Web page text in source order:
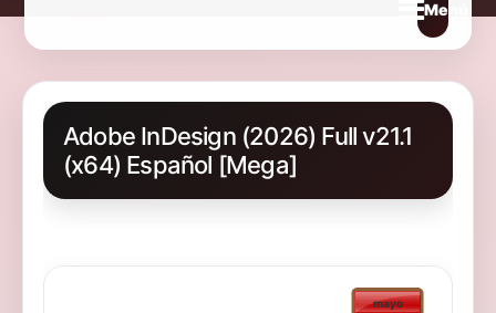
Abrir
Adobe InDesign (2026) Full v21.1
(x64) Español [Mega]
mayo